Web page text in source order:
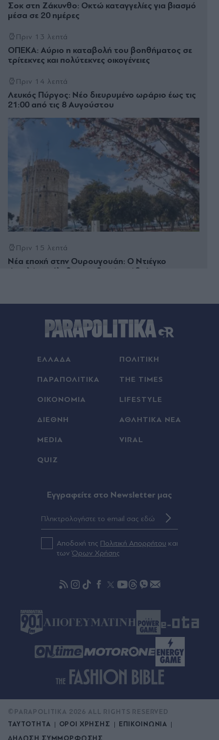
Σοκ στη Ζάκυνθο: Οκτώ καταγγελίες για βιασμό
μέσα σε 20 ημέρες
Πριν 13 λεπτά
ΟΠΕΚΑ: Αύριο η καταβολή του βοηθήματος σε
τρίτεκνες και πολύτεκνες οικογένειες
Πριν 14 λεπτά
Λευκός Πύργος: Νέο διευρυμένο ωράριο έως τις
21:00 από τις 8 Αυγούστου
Πριν 15 λεπτά
Νέα εποχή στην Ουρουγουάη: Ο Ντιέγκο
Φορλάν ανέλαβε την εθνική ομάδα!
ΗΠΑ: Διχασμός στους Δημοκρατικούς μετά από
Πριν 18 λεπτά
κρούσματα την τελευταία εβδομάδα ο ΕΟΔΥ
Πριν 23 λεπτά
Δανάη Μπάρκα: Το σχόλιο για "πλαστική" και η
αποστομωτική απάντησή της - "Μόνο με
πλαστικές συντηρείς τέτοιο έργο τέχνης"
(Εικόνα)
ΣΥΡΙΖΑ: Οι συνομιλίες της Δούρου με τα λιμά
του ΠΑΣΟΚ και οι επαφές του Νίκου Παππά με τα
"μεγάλα κεφάλια"
ΕΛΛΑΔΑ ΠΟΛΙΤΙΚΗ
ΠΑΡΑΠΟΛΙΤΙΚΑ THE TIMES
ΟΙΚΟΝΟΜΙΑ LIFESTYLE
ΔΙΕΘΝΗ ΑΘΛΗΤΙΚΑ ΝΕΑ
MEDIA VIRAL
QUIZ
Eγγραφείτε στο Newsletter μας
Αποδοχή της Πολιτική Απορρήτου και
τωνΌρων Χρήσης
ΤΑΥΤΟΤΗΤΑ ΟΡΟΙ ΧΡΗΣΗΣ
ΕΠΙΚΟΙΝΩΝΙΑ
©PARAPOLITIKA 2026 ALL RIGHTS RESERVED